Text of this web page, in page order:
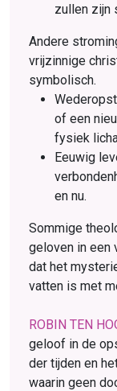
zullen zijn
Andere
vrijzinnige
symbolisch.
of een
fysiek
Eeuwig
en nu.
Sommige
geloven in een
dat het
vatten is met
ROBIN TEN
geloof in de
der tijden en
waarin geen